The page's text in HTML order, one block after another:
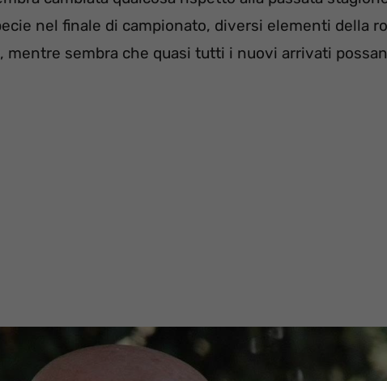
nel finale di campionato, diversi elementi della
mentre sembra che quasi tutti i nuovi arrivati